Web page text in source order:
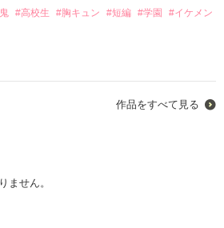
が動き出す。
れる。
ページは鈴春ﾟ様に描いていただき
、ノベルアップ＋、アルファポリス等
フリーアイコンを使用しています。
、
コイイから……？
#高校生 #胸キュン #短編 #学園
#イケメン
作品をすべて見る
ません。